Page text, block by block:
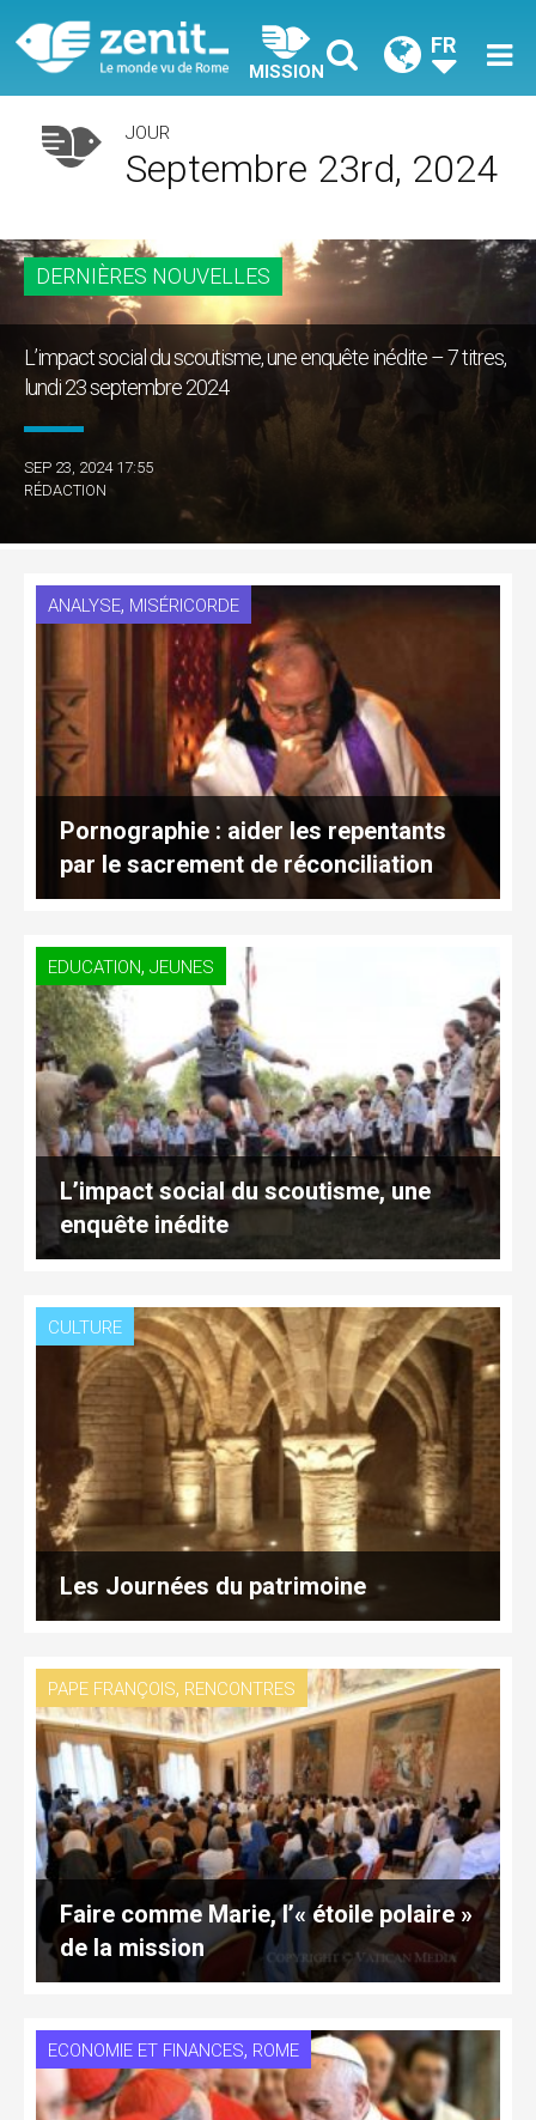
MISSION
FR
JOUR
Septembre 23rd, 2024
DERNIÈRES NOUVELLES
L’impact social du scoutisme, une enquête inédite – 7 titres,
lundi 23 septembre 2024
SEP 23, 2024 17:55
RÉDACTION
ANALYSE, MISÉRICORDE
Pornographie : aider les repentants
par le sacrement de réconciliation
EDUCATION, JEUNES
L’impact social du scoutisme, une
enquête inédite
CULTURE
Les Journées du patrimoine
PAPE FRANÇOIS, RENCONTRES
Faire comme Marie, l’« étoile polaire »
de la mission
ECONOMIE ET FINANCES, ROME